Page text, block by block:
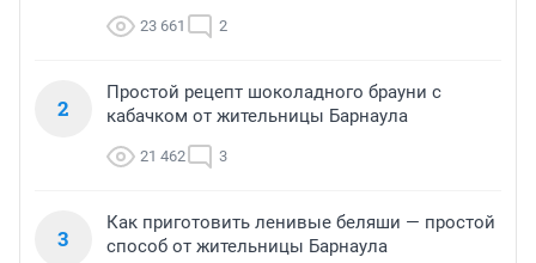
23 661 2
2
Простой рецепт шоколадного брауни с
кабачком от жительницы Барнаула
21 462 3
3
Как приготовить ленивые беляши — простой
способ от жительницы Барнаула